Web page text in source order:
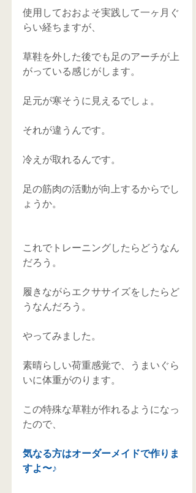
使用しておおよそ実践して一ヶ月ぐ
らい経ちますが、
草鞋を外した後でも足のアーチが上
がっている感じがします。
足元が寒そうに見えるでしょ。
それが違うんです。
冷えが取れるんです。
足の筋肉の活動が向上するからでし
ょうか。
これでトレーニングしたらどうなん
だろう。
履きながらエクササイズをしたらど
うなんだろう。
やってみました。
素晴らしい荷重感覚で、うまいぐら
いに体重がのります。
この特殊な草鞋が作れるようになっ
たので、
気なる方はオーダーメイドで作りま
すよ〜♪